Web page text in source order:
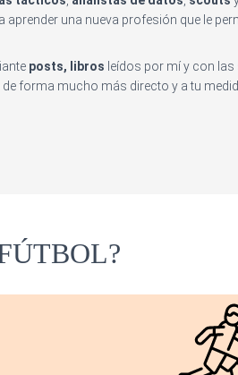
aprender una nueva profesión que le
posts, libros leídos por mí y con
forma mucho más directo y a tu